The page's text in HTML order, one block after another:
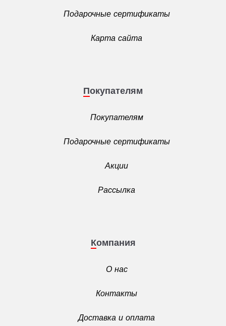
Подарочные сертификаты
Карта сайта
Покупателям
Покупателям
Подарочные сертификаты
Акции
Рассылка
Компания
О нас
Контакты
Доставка и оплата